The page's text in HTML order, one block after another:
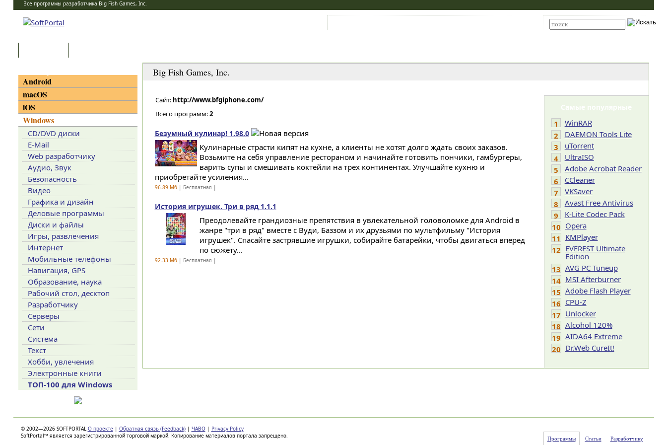
Все программы разработчика Big Fish Games, Inc.
Big Fish Games, Inc.
Сайт: http://www.bfgiphone.com/
Всего программ:2
Безумный кулинар! 1.98.0
Кулинарные страсти кипят на кухне, а клиенты не хотят долго ждать своих заказов.
Возьмите на себя управление рестораном и начинайте готовить пончики, гамбургеры,
варить супы и смешивать коктейли на трех континентах. Улучшайте кухню и
приобретайте усиления...
96.89 Мб| Бесплатная |
История игрушек. Три в ряд 1.1.1
Преодолевайте грандиозные препятствия в увлекательной головоломке для Android в
жанре "три в ряд" вместе с Вуди, Баззом и их друзьями по мультфильму "История
игрушек". Спасайте застрявшие игрушки, собирайте батарейки, чтобы двигаться вперед
по сюжету...
92.33 Мб| Бесплатная |
Самые популярные
1
WinRAR
2
DAEMON Tools Lite
3
uTorrent
4
UltraISO
5
Adobe Acrobat Reader
6
CCleaner
7
VKSaver
8
Avast Free Antivirus
9
K-Lite Codec Pack
10 Opera
11 KMPlayer
12 EVEREST Ultimate
Edition
13 AVG PC Tuneup
14 MSI Afterburner
15 Adobe Flash Player
16 CPU-Z
17 Unlocker
18 Alcohol 120%
19 AIDA64 Extreme
20 Dr.Web CureIt!
Android
macOS
iOS
Windows
CD/DVD диски
E-Mail
Web разработчику
Аудио, Звук
Безопасность
Видео
Графика и дизайн
Деловые программы
Диски и файлы
Игры, развлечения
Интернет
Мобильные телефоны
Навигация, GPS
Образование, наука
Рабочий стол, десктоп
Разработчику
Серверы
Сети
Система
Текст
Хобби, увлечения
Электронные книги
ТОП-100 для Windows
© 2002—2026 SOFTPORTAL О проекте | Обратная связь (Feedback) | ЧАВО | Privacy Policy
SoftPortal™ является зарегистрированной торговой маркой. Копирование материалов портала запрещено.
Программы Статьи Разработчику